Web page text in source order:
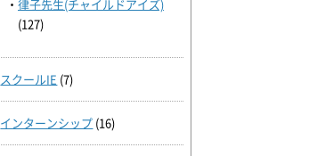
律子先生(チャイルドアイズ)
(127)
スクールIE (7)
インターンシップ (16)